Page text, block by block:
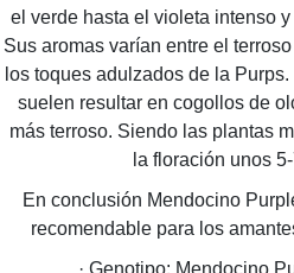
el verde hasta el violeta intenso
Sus aromas varían entre el
los toques adulzados de la
suelen resultar en cogollos de
más terroso. Siendo las plantas
la floración unos
En conclusión Mendocino
recomendable para los
· Genotipo: Mendocino